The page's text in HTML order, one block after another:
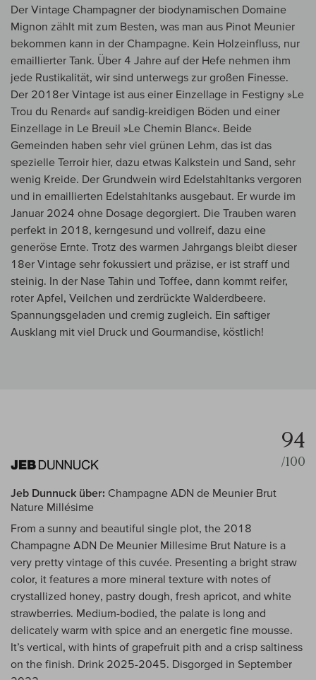
Der Vintage Champagner der biodynamischen Domaine
Mignon zählt mit zum Besten, was man aus Pinot Meunier
bekommen kann in der Champagne. Kein Holzeinfluss, nur
emaillierter Tank. Über 4 Jahre auf der Hefe nehmen ihm
jede Rustikalität, wir sind unterwegs zur großen Finesse.
Der 2018er Vintage ist aus einer Einzellage in Festigny »Le
Trou du Renard« auf sandig-kreidigen Böden und einer
Einzellage in Le Breuil »Le Chemin Blanc«. Beide
Gemeinden haben sehr viel grünen Lehm, das ist das
spezielle Terroir hier, dazu etwas Kalkstein und Sand, sehr
wenig Kreide. Der Grundwein wird Edelstahltanks vergoren
und in emaillierten Edelstahltanks ausgebaut. Er wurde im
Januar 2024 ohne Dosage degorgiert. Die Trauben waren
perfekt in 2018, kerngesund und vollreif, dazu eine
generöse Ernte. Trotz des warmen Jahrgangs bleibt dieser
18er Vintage sehr fokussiert und präzise, er ist straff und
steinig. In der Nase Tahin und Toffee, dann kommt reifer,
roter Apfel, Veilchen und zerdrückte Walderdbeere.
Spannungsgeladen und cremig zugleich. Ein saftiger
Ausklang mit viel Druck und Gourmandise, köstlich!
94
/100
Jeb Dunnuck über: Champagne ADN de Meunier Brut
Nature Millésime
From a sunny and beautiful single plot, the 2018
Champagne ADN De Meunier Millesime Brut Nature is a
very pretty vintage of this cuvée. Presenting a bright straw
color, it features a more mineral texture with notes of
crystallized honey, pastry dough, fresh apricot, and white
strawberries. Medium-bodied, the palate is long and
delicately warm with spice and an energetic fine mousse.
It’s vertical, with hints of grapefruit pith and a crisp saltiness
on the finish. Drink 2025-2045. Disgorged in September